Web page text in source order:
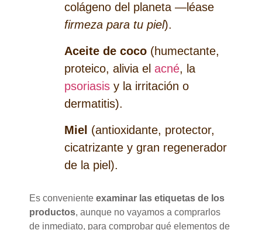
colágeno del planeta —léase
firmeza para tu piel).
Aceite de coco (humectante,
proteico, alivia el acné, la
psoriasis y la irritación o
dermatitis).
Miel (antioxidante, protector,
cicatrizante y gran regenerador
de la piel).
Es conveniente examinar las etiquetas de los
productos, aunque no vayamos a comprarlos
de inmediato, para comprobar qué elementos de